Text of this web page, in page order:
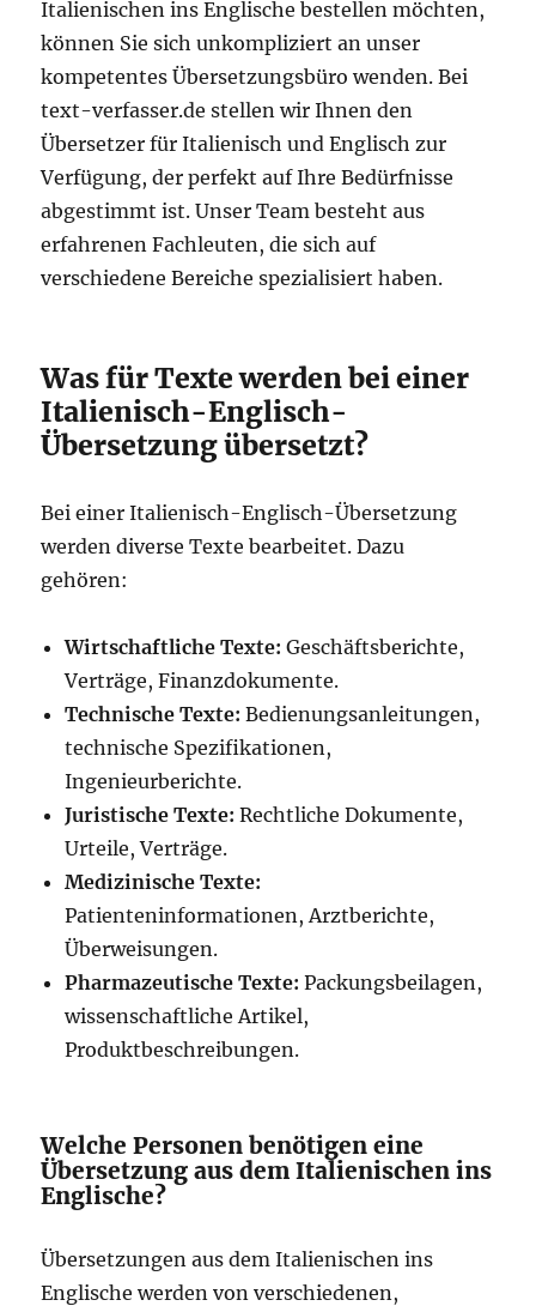
Italienischen ins Englische bestellen möchten,
können Sie sich unkompliziert an unser
kompetentes Übersetzungsbüro wenden. Bei
text-verfasser.de stellen wir Ihnen den
Übersetzer für Italienisch und Englisch zur
Verfügung, der perfekt auf Ihre Bedürfnisse
abgestimmt ist. Unser Team besteht aus
erfahrenen Fachleuten, die sich auf
verschiedene Bereiche spezialisiert haben.
Was für Texte werden bei einer
Italienisch-Englisch-
Übersetzung übersetzt?
Bei einer Italienisch-Englisch-Übersetzung
werden diverse Texte bearbeitet. Dazu
gehören:
Wirtschaftliche Texte: Geschäftsberichte,
Verträge, Finanzdokumente.
Technische Texte: Bedienungsanleitungen,
technische Spezifikationen,
Ingenieurberichte.
Juristische Texte: Rechtliche Dokumente,
Urteile, Verträge.
Medizinische Texte:
Patienteninformationen, Arztberichte,
Überweisungen.
Pharmazeutische Texte: Packungsbeilagen,
wissenschaftliche Artikel,
Produktbeschreibungen.
Welche Personen benötigen eine
Übersetzung aus dem Italienischen ins
Englische?
Übersetzungen aus dem Italienischen ins
Englische werden von verschiedenen,